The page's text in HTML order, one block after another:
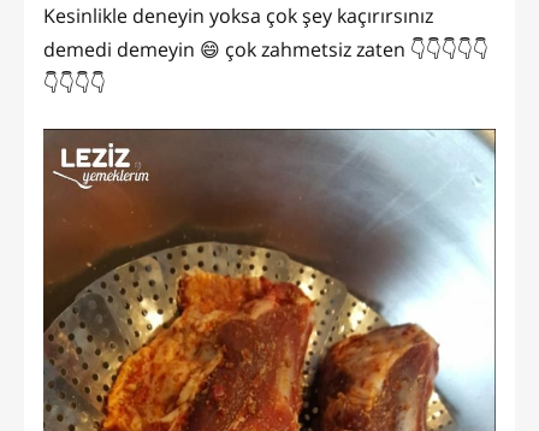
Kesinlikle deneyin yoksa çok şey kaçırırsınız
demedi demeyin 😄 çok zahmetsiz zaten 👇👇👇👇👇
👇👇👇👇